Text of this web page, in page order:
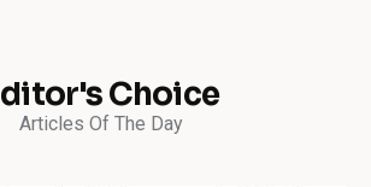
Choice
Articles Of The Day